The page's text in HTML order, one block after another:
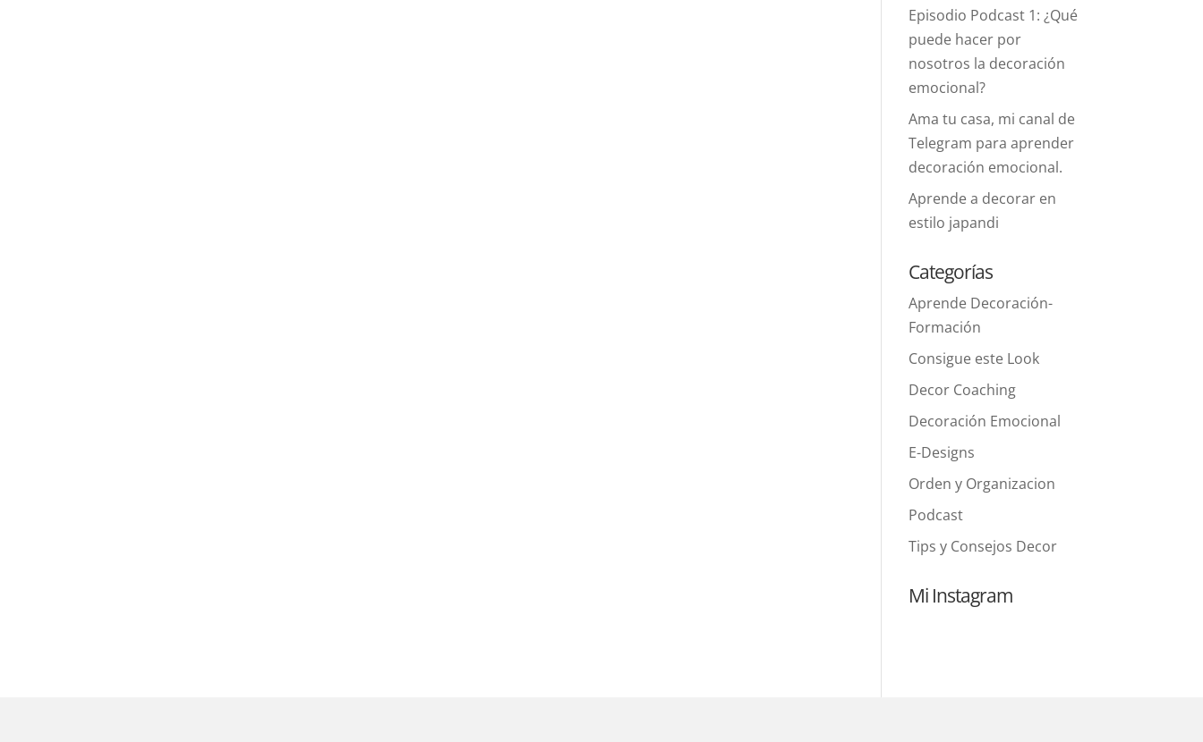
Episodio Podcast 1: ¿Qué
puede hacer por
nosotros la decoración
emocional?
Ama tu casa, mi canal de
Telegram para aprender
decoración emocional.
Aprende a decorar en
estilo japandi
Categorías
Aprende Decoración-
Formación
Consigue este Look
Decor Coaching
Decoración Emocional
E-Designs
Orden y Organizacion
Podcast
Tips y Consejos Decor
Mi Instagram